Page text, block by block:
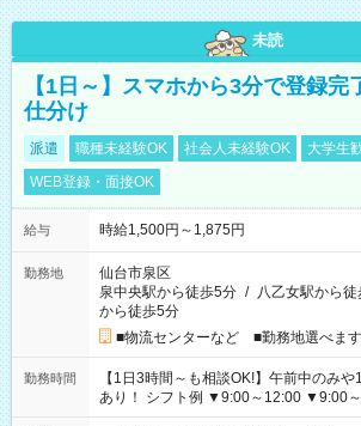
未読
【1日～】スマホから3分で登録完
仕分け
派遣 職種未経験OK 社会人未経験OK 大学生
WEB登録・面接OK
給与 時給1,500円～1,875円
勤務地
仙台市泉区
泉中央駅から徒歩5分 / 八乙女駅から
から徒歩5分
■物流センターなど ■勤務地選べます
勤務時間
【1日3時間～も相談OK!】午前中のみ
あり！ シフト例 ▼9:00～12:00 ▼9:00～17:00 ▼10:00～19:00
▼18:00～21:00